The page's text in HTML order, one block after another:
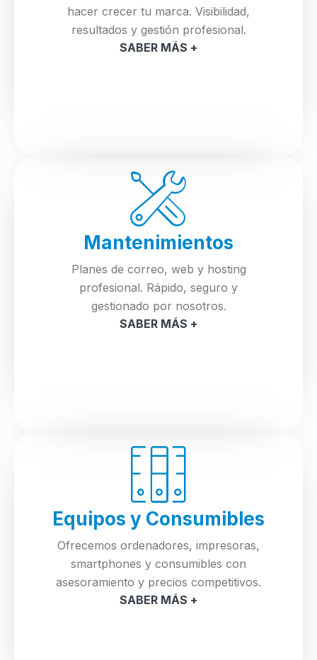
hacer crecer tu marca. Visibilidad,
resultados y gestión profesional.
SABER MÁS +
Mantenimientos
Planes de correo, web y hosting
profesional. Rápido, seguro y
gestionado por nosotros.
SABER MÁS +
Equipos y Consumibles
Ofrecemos ordenadores, impresoras,
smartphones y consumibles con
asesoramiento y precios competitivos.
SABER MÁS +